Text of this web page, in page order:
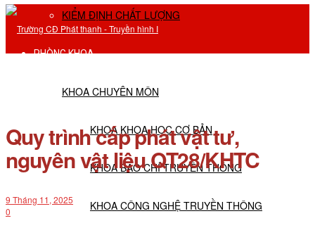
KIỂM ĐỊNH CHẤT LƯỢNG
PHÒNG KHOA
KHOA CHUYÊN MÔN
KHOA KHOA HỌC CƠ BẢN
KHOA BÁO CHÍ TRUYỀN THÔNG
KHOA CÔNG NGHỆ TRUYỀN THÔNG
Quy trình cấp phát vật tư,
nguyên vật liệu QT28/KHTC
9 Tháng 11, 2025
0